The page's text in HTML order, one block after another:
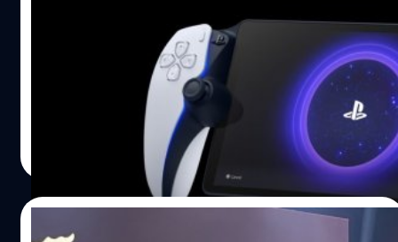
หน่อยกับ 'War Hospital' เกมที่ใช้เซตติงอยู่ในช่วง
สงครามโลกครั้งที่ 1 โดยคุณจะได้สวมบทบาทเป็น พันตรี เฮนรี
เวลส์ (Major Henry Wells) แพทย์สนามที่เกษียณไปแล้ว แต่
ได้ถูกเรียกตัวกลับไปดูแลพลทหารที่ได้รับบาดเจ็บในค่าย
พยาบาลสนามใจกลางสงคราม 'War Hospital' มีจุดเด่น 2
อย่าง นั่นคือการนำเสนอภาพอันโหดร้ายของสงคราม…
Series X/S’ เกือบ 3 เท่าในสเปน
'PlayStation Portal' ขายได้มากกว่า 5,700 เครื่องในประเทศ
สเปน และยอดขายดีมากกว่า Xbox Series X/S เกือบ 3 เท่า
| 982 days ago